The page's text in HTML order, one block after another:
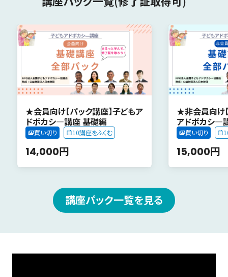
★会員向け【パック講座】子どもア
ドボカシ―講座 基礎編
買い切り 10講座をふくむ
14,000円
★非会員向け
アドボカシ―
買い切り
15,000円
講座パック一覧を見る